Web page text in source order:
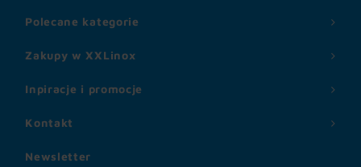
Zakupy w XXLinox
Inpiracje i promocje
Polecane kategorie
Kontakt
Newsletter